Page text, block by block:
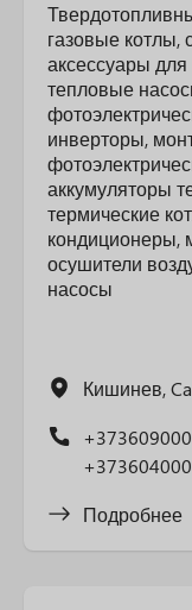
газовые котлы,
аксессуары для
тепловые
инверторы,
аккумуляторы
термические
кондиционеры,
осушители
насосы
Кишинев,
Подробнее